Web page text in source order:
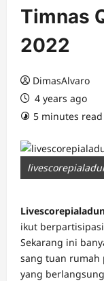
Timnas
2022
DimasAlvaro
4 years ago
5 minutes read
ikut
Sekarang ini
sang tuan rumah
yang